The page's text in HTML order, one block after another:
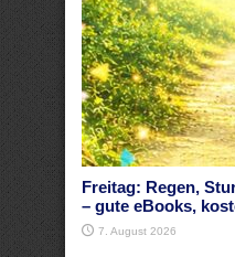
Freitag: Regen,
– gute eBooks,
7. August 2026